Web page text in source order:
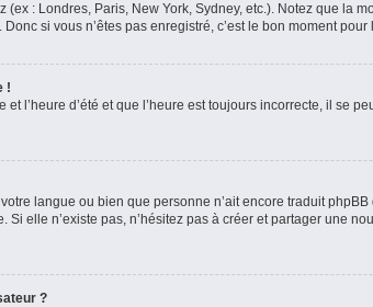
: Londres, Paris, New York, Sydney, etc.). Notez que la
si vous n’êtes pas enregistré, c’est le bon moment pour
!
l’heure d’été et que l’heure est toujours incorrecte, il se
langue ou bien que personne n’ait encore traduit
elle n’existe pas, n’hésitez pas à créer et partager une
?